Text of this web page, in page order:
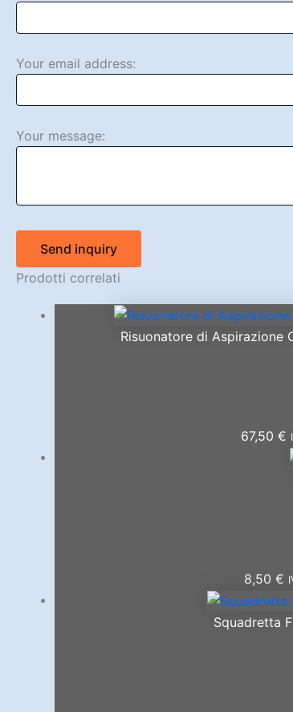
Your email address:
Your message:
Send inquiry
Prodotti correlati
Risuonatore di Aspirazione
67,50€
8,50 €
Squadretta